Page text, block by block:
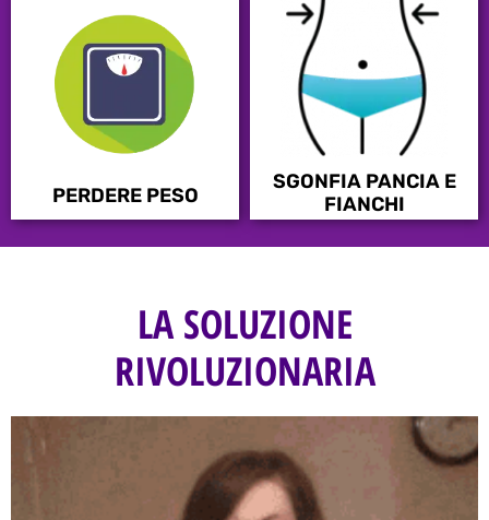
PERDERE PESO
SGONFIA PANCIA E
FIANCHI
LA SOLUZIONE
RIVOLUZIONARIA